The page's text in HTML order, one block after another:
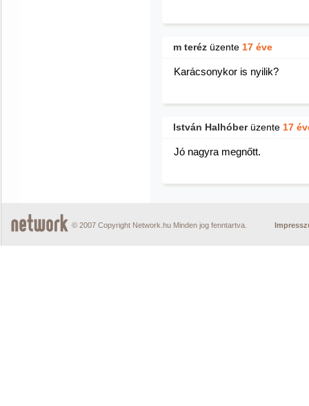
m teréz üzente 17 éve
Karácsonykor is nyilik?
István Halhóberüzente 17
Jó nagyra megnőtt.
© 2007 Copyright Network.hu Minden jog fenntartva.